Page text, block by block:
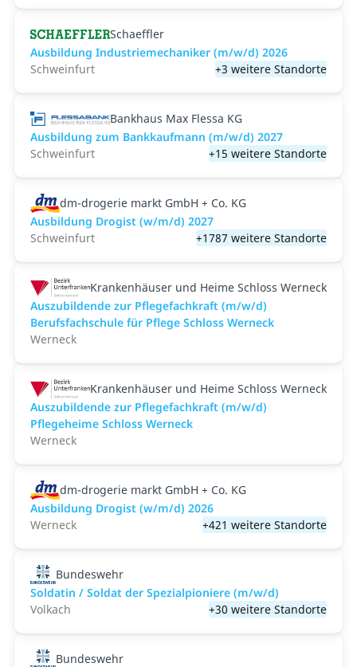
Schaeffler
Ausbildung Industriemechaniker (m/w/d) 2026
Schweinfurt
+3 weitere Standorte
Bankhaus Max Flessa KG
Ausbildung zum Bankkaufmann (m/w/d) 2027
Schweinfurt
+15 weitere Standorte
dm-drogerie markt GmbH + Co. KG
Ausbildung Drogist (w/m/d) 2027
Schweinfurt
+1787 weitere Standorte
Krankenhäuser und Heime Schloss Werneck
Auszubildende zur Pflegefachkraft (m/w/d)
Berufsfachschule für Pflege Schloss Werneck
Werneck
Krankenhäuser und Heime Schloss Werneck
Auszubildende zur Pflegefachkraft (m/w/d)
Pflegeheime Schloss Werneck
Werneck
dm-drogerie markt GmbH + Co. KG
Ausbildung Drogist (w/m/d) 2026
Werneck
+421 weitere Standorte
Bundeswehr
Soldatin / Soldat der Spezialpioniere (m/w/d)
Volkach
+30 weitere Standorte
Bundeswehr